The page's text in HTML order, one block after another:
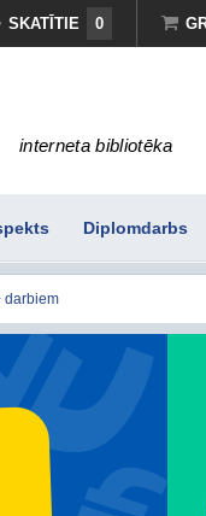
SKATĪTIE 0
interneta bibliotēka
Diplomdarbs